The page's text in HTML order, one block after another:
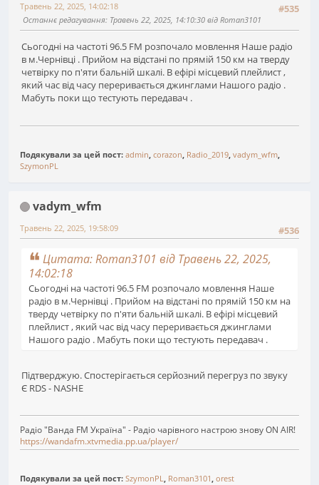
#535
Травень 22, 2025, 14:02:18
Останнє редагування: Травень 22, 2025, 14:10:30 від Roman3101
Сьогодні на частоті 96.5 FM розпочало мовлення Наше радіо
в м.Чернівці . Прийом на відстані по прямій 150 км на тверду
четвірку по п'яти бальній шкалі. В ефірі місцевий плейлист ,
який час від часу переривається джинглами Нашого радіо .
Мабуть поки що тестують передавач .
Подякували за цей пост: admin corazon Radio_2019 vadym_wfm
SzymonPL
vadym_wfm
#536
Травень 22, 2025, 19:58:09
Цитата: Roman3101 від Травень 22, 2025,
14:02:18
Сьогодні на частоті 96.5 FM розпочало мовлення Наше
радіо в м.Чернівці . Прийом на відстані по прямій 150 км на
тверду четвірку по п'яти бальній шкалі. В ефірі місцевий
плейлист , який час від часу переривається джинглами
Нашого радіо . Мабуть поки що тестують передавач .
Підтверджую. Спостерігається серйозний перегруз по звуку
Є RDS - NASHE
Радіо "Ванда FM Україна" - Радіо чарівного настрою знову ON AIR!
https://wandafm.xtvmedia.pp.ua/player/
Подякували за цей пост: SzymonPL, Roman3101, orest